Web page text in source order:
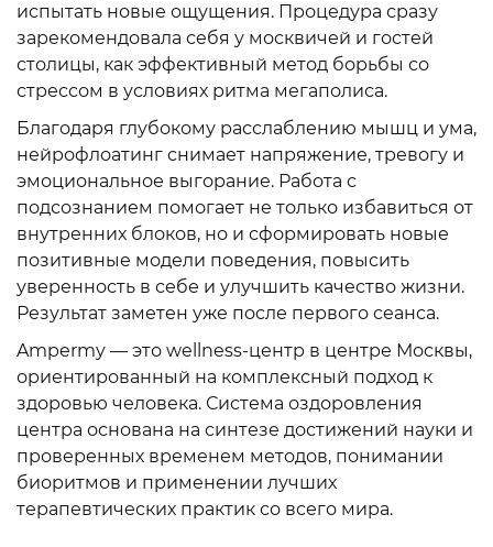
испытать новые ощущения. Процедура сразу
зарекомендовала себя у москвичей и гостей
столицы, как эффективный метод борьбы со
стрессом в условиях ритма мегаполиса.
Благодаря глубокому расслаблению мышц и ума,
нейрофлоатинг снимает напряжение, тревогу и
эмоциональное выгорание. Работа с
подсознанием помогает не только избавиться от
внутренних блоков, но и сформировать новые
позитивные модели поведения, повысить
уверенность в себе и улучшить качество жизни.
Результат заметен уже после первого сеанса.
Ampermy — это wellness-центр в центре Москвы,
ориентированный на комплексный подход к
здоровью человека. Система оздоровления
центра основана на синтезе достижений науки и
проверенных временем методов, понимании
биоритмов и применении лучших
терапевтических практик со всего мира.